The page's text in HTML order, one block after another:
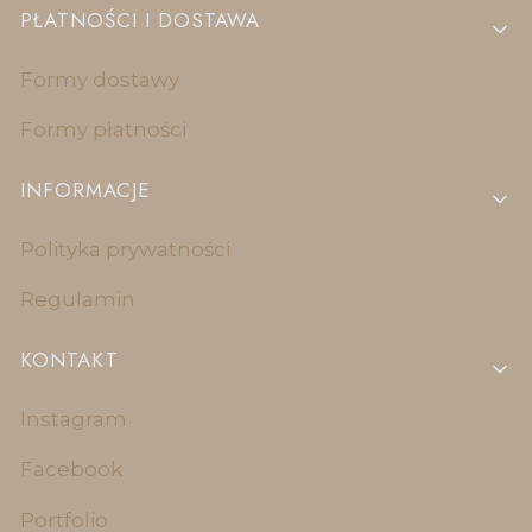
PŁATNOŚCI I DOSTAWA
Formy dostawy
Formy płatności
INFORMACJE
Polityka prywatności
Regulamin
KONTAKT
Instagram
Facebook
Portfolio